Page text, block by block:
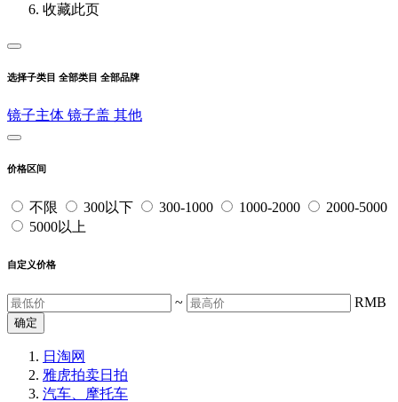
收藏此页
选择子类目 全部类目 全部品牌
镜子主体 镜子盖 其他
价格区间
不限 300以下 300-1000 1000-2000
2000-5000
5000以上
自定义价格
~ RMB
确定
日淘网
雅虎拍卖日拍
汽车、摩托车